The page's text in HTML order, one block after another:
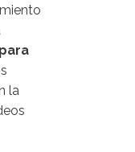
para
la